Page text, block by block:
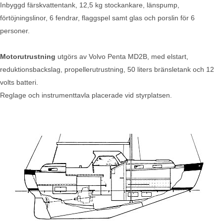
Inbyggd färskvattentank, 12,5 kg stockankare, länspump,
förtöjningslinor, 6 fendrar, flaggspel samt glas och porslin för 6
personer.
Motorutrustning utgörs av Volvo Penta MD2B, med elstart,
reduktionsbackslag, propellerutrustning, 50 liters bränsletank och 12
volts batteri.
Reglage och instrumenttavla placerade vid styrplatsen.